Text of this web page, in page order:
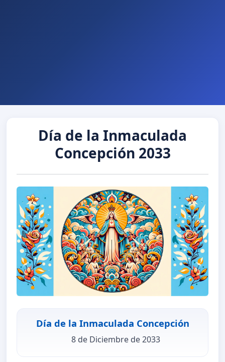
Día de la Inmaculada
Concepción 2033
Día de la Inmaculada Concepción
8 de Diciembre de 2033